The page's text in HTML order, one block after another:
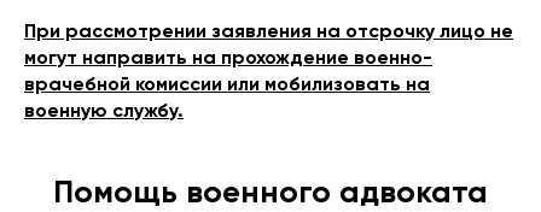
При рассмотрении заявления на отсрочку лицо не
могут направить на прохождение военно-
врачебной комиссии или мобилизовать на
военную службу.
Помощь военного адвоката